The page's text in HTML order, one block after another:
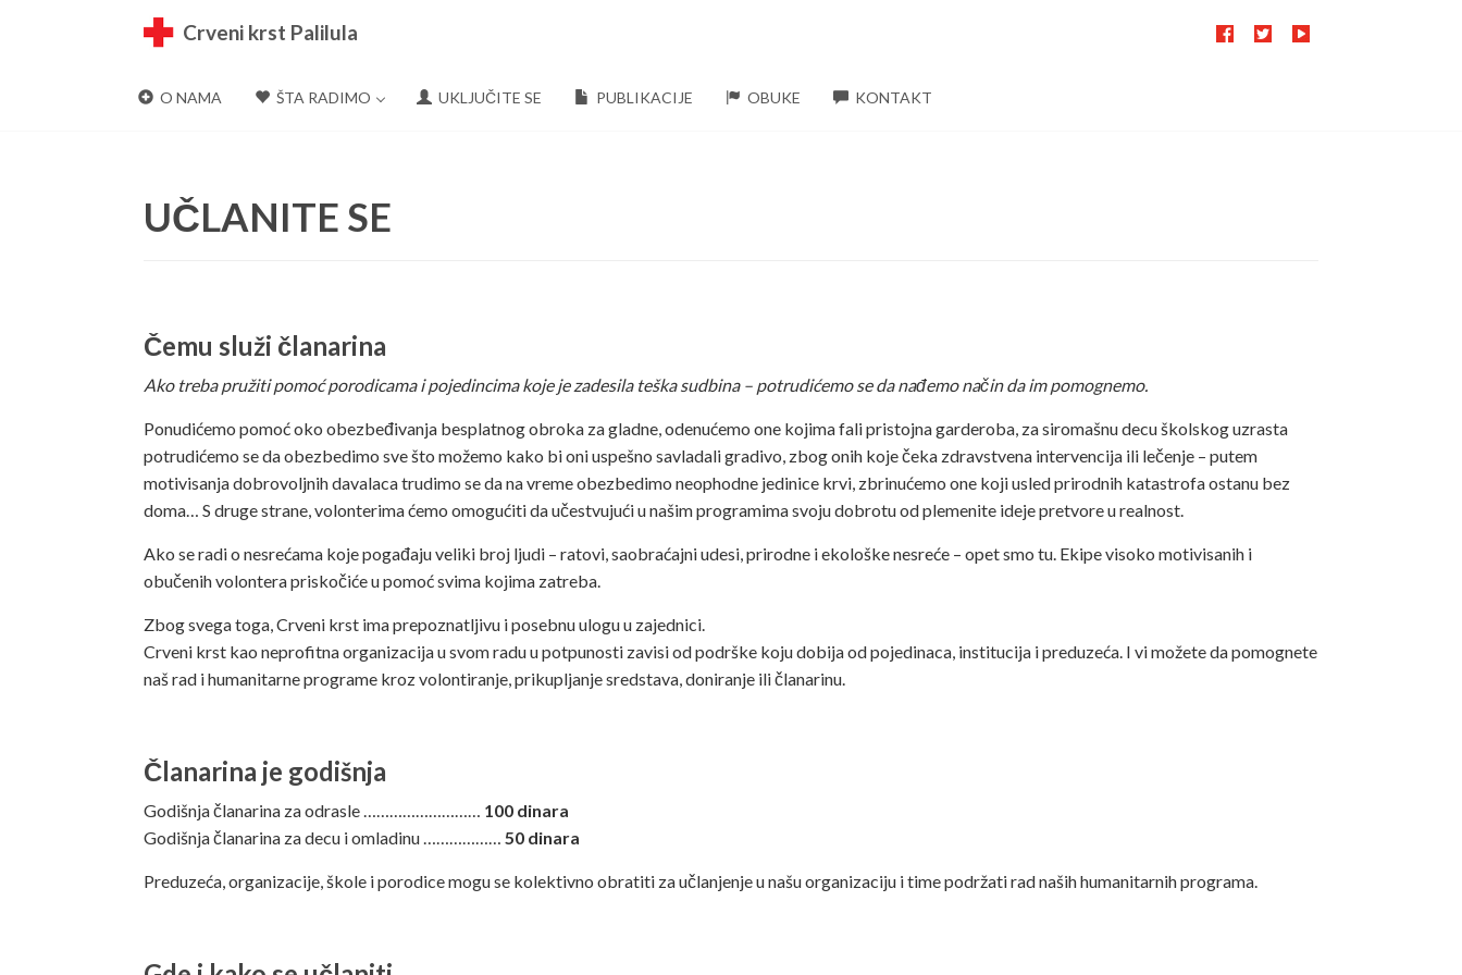
Crveni krst Palilula
Menu
O NAMA ŠTA RADIMO UKLJUČITE SE PUBLIKACIJE OBUKE KONTAKT
UČLANITE SE
Čemu služi članarina
Ako treba pružiti pomoć porodicama i pojedincima koje je zadesila teška sudbina – potrudićemo se da nađemo način da im pomognemo.
Ponudićemo pomoć oko obezbeđivanja besplatnog obroka za gladne, odenućemo one kojima fali pristojna garderoba, za siromašnu decu školskog uzrasta
potrudićemo se da obezbedimo sve što možemo kako bi oni uspešno savladali gradivo, zbog onih koje čeka zdravstvena intervencija ili lečenje – putem
motivisanja dobrovoljnih davalaca trudimo se da na vreme obezbedimo neophodne jedinice krvi, zbrinućemo one koji usled prirodnih katastrofa ostanu bez
doma… S druge strane, volonterima ćemo omogućiti da učestvujući u našim programima svoju dobrotu od plemenite ideje pretvore u realnost.
Ako se radi o nesrećama koje pogađaju veliki broj ljudi – ratovi, saobraćajni udesi, prirodne i ekološke nesreće – opet smo tu. Ekipe visoko motivisanih i
obučenih volontera priskočiće u pomoć svima kojima zatreba.
Zbog svega toga, Crveni krst ima prepoznatljivu i posebnu ulogu u zajednici.
Crveni krst kao neprofitna organizacija u svom radu u potpunosti zavisi od podrške koju dobija od pojedinaca, institucija i preduzeća. I vi možete da pomognete
naš rad i humanitarne programe kroz volontiranje, prikupljanje sredstava, doniranje ili članarinu.
Članarina je godišnja
Godišnja članarina za odrasle ……………………… 100 dinara
Godišnja članarina za decu i omladinu ……………… 50 dinara
Preduzeća, organizacije, škole i porodice mogu se kolektivno obratiti za učlanjenje u našu organizaciju i time podržati rad naših humanitarnih programa.